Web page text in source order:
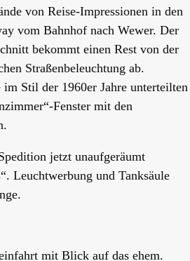
von Reise-Impressionen in den
vom Bahnhof nach Wewer. Der
bekommt einen Rest von der
Straßenbeleuchtung ab.
Stil der 1960er Jahre unterteilten
Fenster mit den
jetzt unaufgeräumt
Leuchtwerbung und Tanksäule
mit Blick auf das ehem.